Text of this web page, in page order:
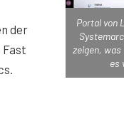
Portal von
zeigen,
es
der
Fast